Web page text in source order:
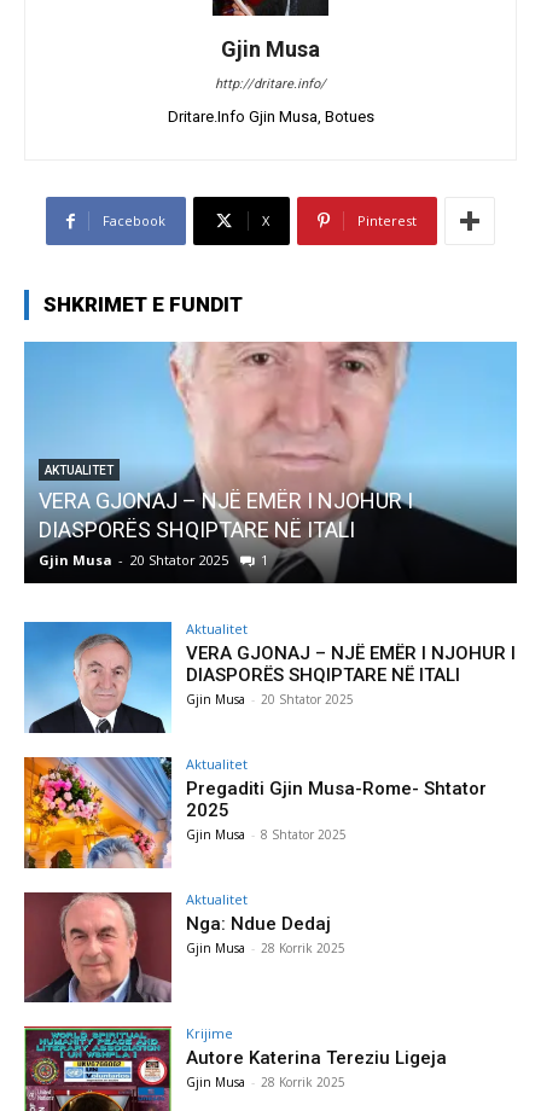
Gjin Musa
http://dritare.info/
Dritare.Info Gjin Musa, Botues
Facebook X Pinterest
SHKRIMET E FUNDIT
AKTUALITET
Pregaditi Gjin Musa-Rome- Shtator 2025
Gjin Musa - 8 Shtator 2025
Aktualitet
VERA GJONAJ – NJË EMËR I NJOHUR I
DIASPORËS SHQIPTARE NË ITALI
Gjin Musa - 20 Shtator 2025
Aktualitet
Pregaditi Gjin Musa-Rome- Shtator
2025
Gjin Musa - 8 Shtator 2025
Aktualitet
Nga: Ndue Dedaj
Gjin Musa - 28 Korrik 2025
Krijime
Autore Katerina Tereziu Ligeja
Gjin Musa - 28 Korrik 2025